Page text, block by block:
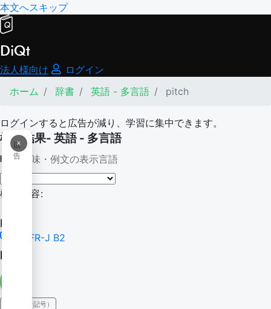
本文へスキップ
DiQt
法人様向け
ログイン
ホーム
辞書 英語 - 多言語 pitch
ログインすると広告が減り、学習に集中できます。
×
広
告
検索結果- 英語 - 多言語
意味・例文の表示言語
検索内容:
pitch
CEFR-J B2
pitch
IPA（発音記号）